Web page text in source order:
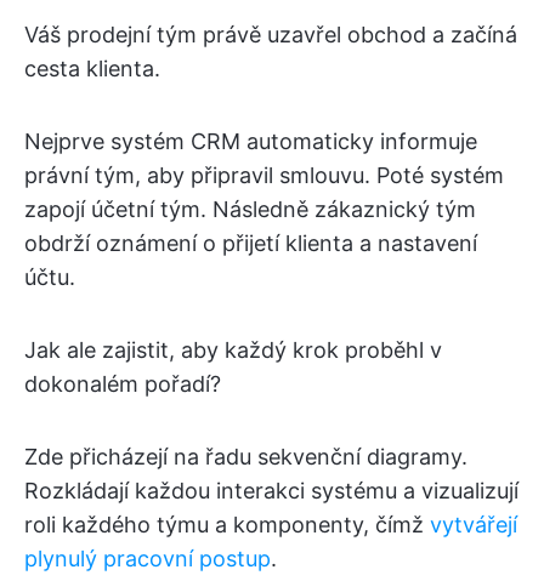
Váš prodejní tým právě uzavřel obchod a začíná
cesta klienta.
Nejprve systém CRM automaticky informuje
právní tým, aby připravil smlouvu. Poté systém
zapojí účetní tým. Následně zákaznický tým
obdrží oznámení o přijetí klienta a nastavení
účtu.
Jak ale zajistit, aby každý krok proběhl v
dokonalém pořadí?
Zde přicházejí na řadu sekvenční diagramy.
Rozkládají každou interakci systému a vizualizují
roli každého týmu a komponenty, čímž vytvářejí
plynulý pracovní postup.